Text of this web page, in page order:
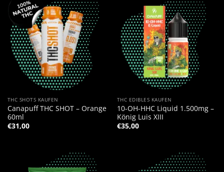
THC SHOTS KAUFEN
Canapuff THC SHOT – Orange
60ml
€31,00
THC EDIBLES KAUFEN
10-OH-HHC Liquid 1.500mg –
König Luis XIII
€35,00